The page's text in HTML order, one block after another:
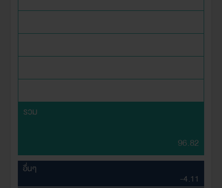
รวม
96.82
อื่นๆ
-4.11